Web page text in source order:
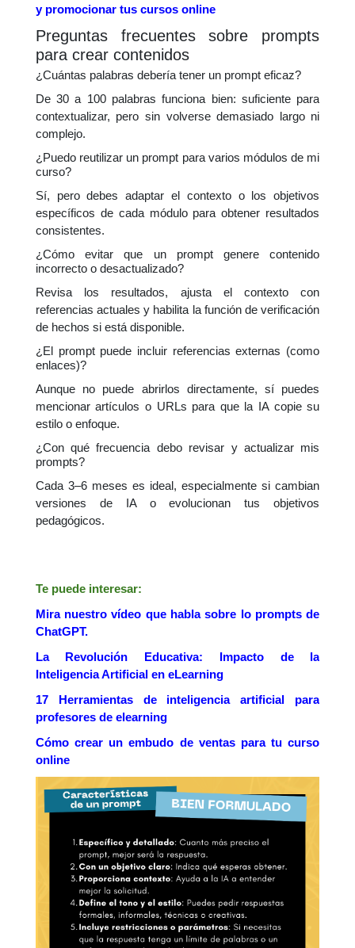
y promocionar tus cursos online
Preguntas frecuentes sobre prompts
para crear contenidos
¿Cuántas palabras debería tener un prompt eficaz?
De 30 a 100 palabras funciona bien: suficiente para
contextualizar, pero sin volverse demasiado largo ni
complejo.
¿Puedo reutilizar un prompt para varios módulos de mi
curso?
Sí, pero debes adaptar el contexto o los objetivos
específicos de cada módulo para obtener resultados
consistentes.
¿Cómo evitar que un prompt genere contenido
incorrecto o desactualizado?
Revisa los resultados, ajusta el contexto con
referencias actuales y habilita la función de verificación
de hechos si está disponible.
¿El prompt puede incluir referencias externas (como
enlaces)?
Aunque no puede abrirlos directamente, sí puedes
mencionar artículos o URLs para que la IA copie su
estilo o enfoque.
¿Con qué frecuencia debo revisar y actualizar mis
prompts?
Cada 3–6 meses es ideal, especialmente si cambian
versiones de IA o evolucionan tus objetivos
pedagógicos.
Te puede interesar:
Mira nuestro vídeo que habla sobre lo prompts de
ChatGPT.
La Revolución Educativa: Impacto de la
Inteligencia Artificial en eLearning
17 Herramientas de inteligencia artificial para
profesores de elearning
Cómo crear un embudo de ventas para tu curso
online